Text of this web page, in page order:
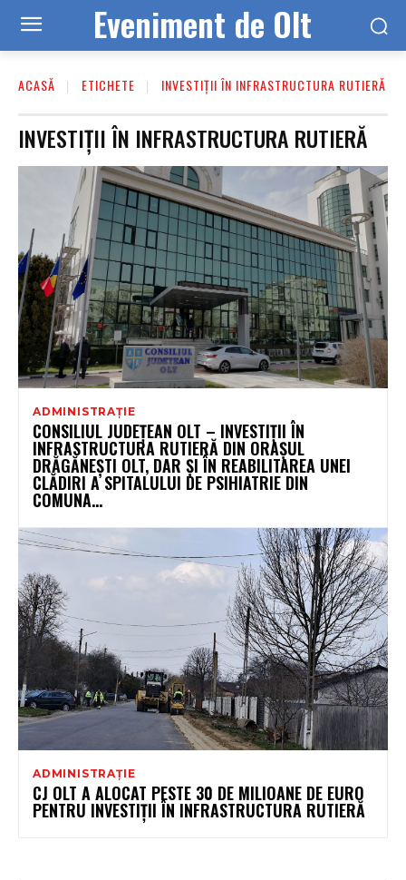
Eveniment de Olt
ACASĂ ETICHETE INVESTIȚII ÎN INFRASTRUCTURA RUTIERĂ
INVESTIȚII ÎN INFRASTRUCTURA RUTIERĂ
ADMINISTRAȚIE
CONSILIUL JUDEȚEAN OLT – INVESTIȚII ÎN
INFRASTRUCTURA RUTIERĂ DIN ORAȘUL
DRĂGĂNEȘTI OLT, DAR ȘI ÎN REABILITAREA UNEI
CLĂDIRI A SPITALULUI DE PSIHIATRIE DIN
COMUNA...
ADMINISTRAȚIE
CJ OLT A ALOCAT PESTE 30 DE MILIOANE DE EURO
PENTRU INVESTIȚII ÎN INFRASTRUCTURA RUTIERĂ